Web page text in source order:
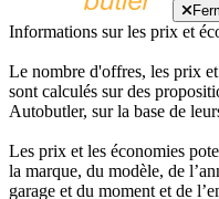
Informations sur les prix et
Le nombre d'offres, les prix
sont calculés sur des
Autobutler, sur la base de
Les prix et les économies
la marque, du modèle, de
garage et du moment et de